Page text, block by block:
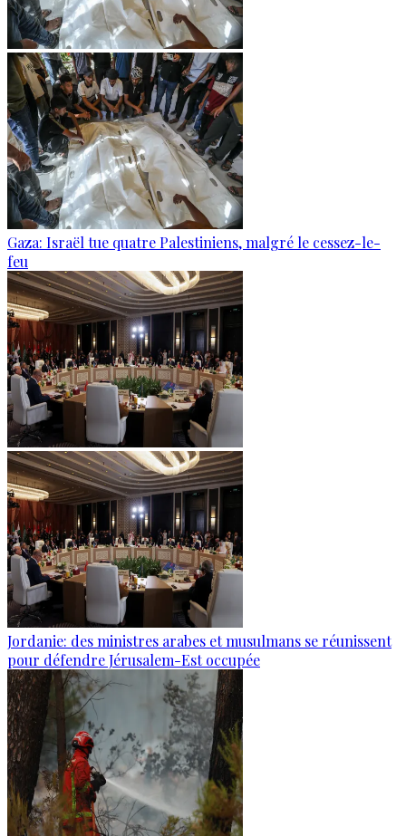
Gaza: Israël tue quatre Palestiniens, malgré le cessez-le-
feu
Jordanie: des ministres arabes et musulmans se réunissent
pour défendre Jérusalem-Est occupée